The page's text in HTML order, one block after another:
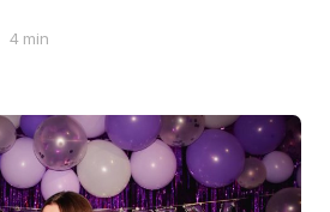
4 min